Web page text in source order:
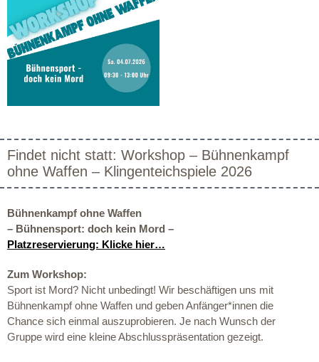
Findet nicht statt: Workshop – Bühnenkampf
ohne Waffen – Klingenteichspiele 2026
Bühnenkampf ohne Waffen
– Bühnensport: doch kein Mord –
Platzreservierung: Klicke hier…
Zum Workshop:
Sport ist Mord? Nicht unbedingt! Wir beschäftigen uns mit
Bühnenkampf ohne Waffen und geben Anfänger*innen die
Chance sich einmal auszuprobieren. Je nach Wunsch der
Gruppe wird eine kleine Abschlusspräsentation gezeigt.